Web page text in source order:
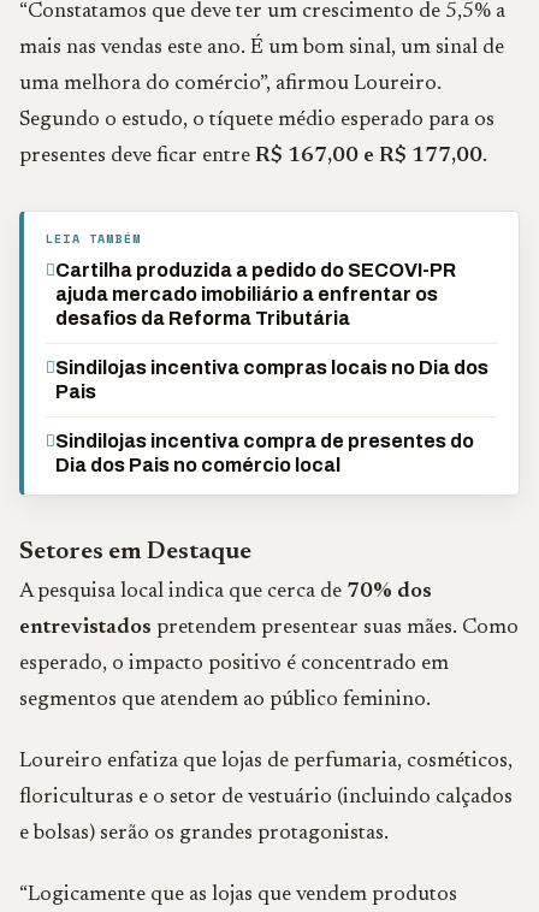
“Constatamos que deve ter um crescimento de 5,5% a
mais nas vendas este ano. É um bom sinal, um sinal de
uma melhora do comércio”, afirmou Loureiro.
Segundo o estudo, o tíquete médio esperado para os
presentes deve ficar entre R$ 167,00 e R$ 177,00.
LEIA TAMBÉM
Cartilha produzida a pedido do SECOVI-PR
ajuda mercado imobiliário a enfrentar os
desafios da Reforma Tributária
Sindilojas incentiva compras locais no Dia dos
Pais
Sindilojas incentiva compra de presentes do
Dia dos Pais no comércio local
Setores em Destaque
A pesquisa local indica que cerca de 70% dos
entrevistados pretendem presentear suas mães. Como
esperado, o impacto positivo é concentrado em
segmentos que atendem ao público feminino.
Loureiro enfatiza que lojas de perfumaria, cosméticos,
floriculturas e o setor de vestuário (incluindo calçados
e bolsas) serão os grandes protagonistas.
“Logicamente que as lojas que vendem produtos